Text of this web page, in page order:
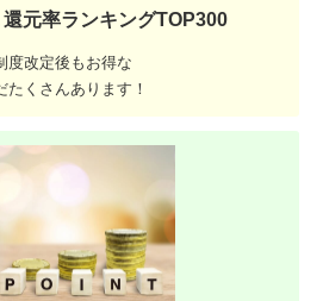
元率ランキングTOP300
度改定後もお得な
たくさんあります！